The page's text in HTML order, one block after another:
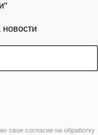
свое согласие на обработку